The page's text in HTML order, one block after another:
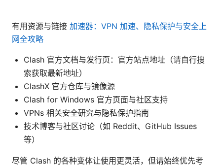
有用资源与链接 加速器：VPN 加速、隐私保护与安全上
网全攻略
Clash 官方文档与发行页：官方站点地址（请自行搜
索获取最新地址）
ClashX 官方仓库与镜像源
Clash for Windows 官方页面与社区支持
VPNs 相关安全研究与隐私保护指南
技术博客与社区讨论（如 Reddit、GitHub Issues
等）
尽管 Clash 的各种变体让使用更灵活，但请始终优先考